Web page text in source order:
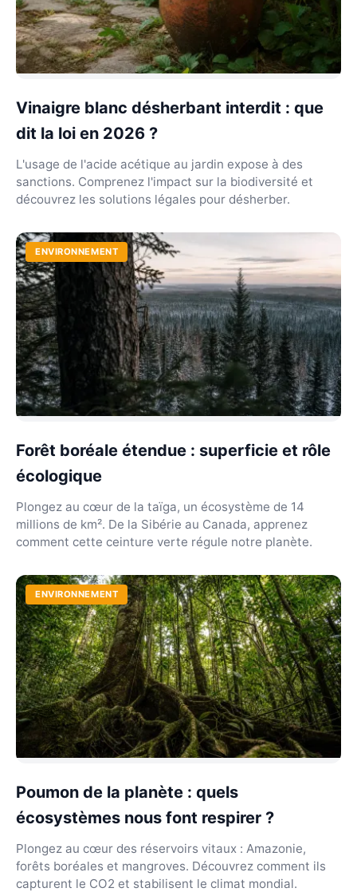
Vinaigre blanc désherbant interdit : que
dit la loi en 2026 ?
L'usage de l'acide acétique au jardin expose à des
sanctions. Comprenez l'impact sur la biodiversité et
découvrez les solutions légales pour désherber.
ENVIRONNEMENT
Forêt boréale étendue : superficie et rôle
écologique
Plongez au cœur de la taïga, un écosystème de 14
millions de km². De la Sibérie au Canada, apprenez
comment cette ceinture verte régule notre planète.
ENVIRONNEMENT
Poumon de la planète : quels
écosystèmes nous font respirer ?
Plongez au cœur des réservoirs vitaux : Amazonie,
forêts boréales et mangroves. Découvrez comment ils
capturent le CO2 et stabilisent le climat mondial.